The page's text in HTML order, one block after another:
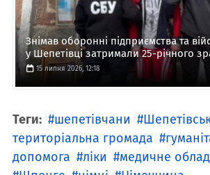
Знімав оборонні підприємства та
у Шепетівці затримали 25-річного
15 липня 2026, 12:18
Теги: шепетівчани
територіальна громада
допомога
ліки
медичне